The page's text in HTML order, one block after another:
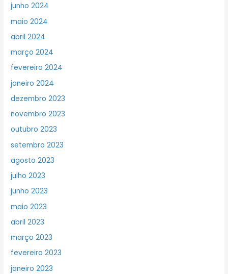
junho 2024
maio 2024
abril 2024
março 2024
fevereiro 2024
janeiro 2024
dezembro 2023
novembro 2023
outubro 2023
setembro 2023
agosto 2023
julho 2023
junho 2023
maio 2023
abril 2023
março 2023
fevereiro 2023
janeiro 2023